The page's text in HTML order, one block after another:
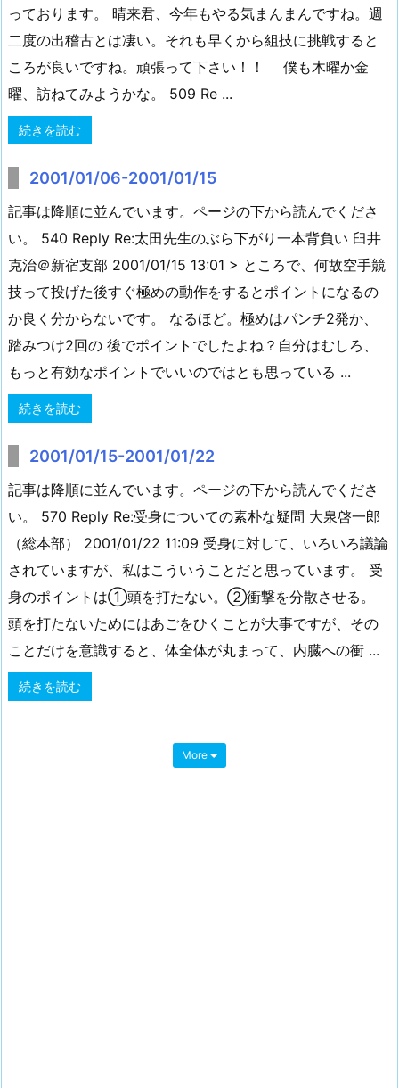
っております。 晴来君、今年もやる気まんまんですね。週
二度の出稽古とは凄い。それも早くから組技に挑戦すると
ころが良いですね。頑張って下さい！！ 僕も木曜か金
曜、訪ねてみようかな。 509 Re ...
続きを読む
2001/01/06-2001/01/15
記事は降順に並んでいます。ページの下から読んでくださ
い。 540 Reply Re:太田先生のぶら下がり一本背負い 臼井
克治＠新宿支部 2001/01/15 13:01 > ところで、何故空手競
技って投げた後すぐ極めの動作をするとポイントになるの
か良く分からないです。 なるほど。極めはパンチ2発か、
踏みつけ2回の 後でポイントでしたよね？自分はむしろ、
もっと有効なポイントでいいのではとも思っている ...
続きを読む
2001/01/15-2001/01/22
記事は降順に並んでいます。ページの下から読んでくださ
い。 570 Reply Re:受身についての素朴な疑問 大泉啓一郎
（総本部） 2001/01/22 11:09 受身に対して、いろいろ議論
されていますが、私はこういうことだと思っています。 受
身のポイントは①頭を打たない。②衝撃を分散させる。
頭を打たないためにはあごをひくことが大事ですが、その
ことだけを意識すると、体全体が丸まって、内臓への衝 ...
続きを読む
More